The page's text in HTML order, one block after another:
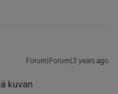
Forum|Forum|3 years ago
kuvan